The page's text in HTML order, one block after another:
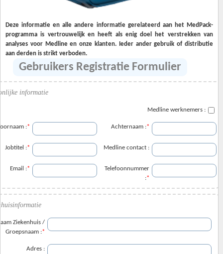
Deze informatie en alle andere informatie gerelateerd aan het MedPack-
programma is vertrouwelijk en heeft als enig doel het verstrekken van
analyses voor Medline en onze klanten. Ieder ander gebruik of distributie
aan derden is strikt verboden.
Gebruikers Registratie Formulier
informatie
Medline werknemers :
:* Achternaam :*
Jobtitel :* Medline contact :
Email :*
Telefoonnummer
:*
Ziekenhuis /
Groepsnaam :*
Adres :